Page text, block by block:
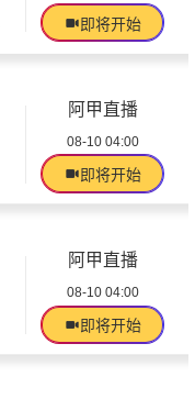
即将开始
阿甲直播
08-10 04:00
即将开始
阿甲直播
08-10 04:00
即将开始